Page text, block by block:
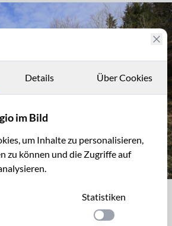
im Fuhrtsbachtal bei
Details Über Cookies
im Bild
um Inhalte zu personalisieren,
zu können und die Zugriffe auf
anwenden
Statistiken
Einstellung